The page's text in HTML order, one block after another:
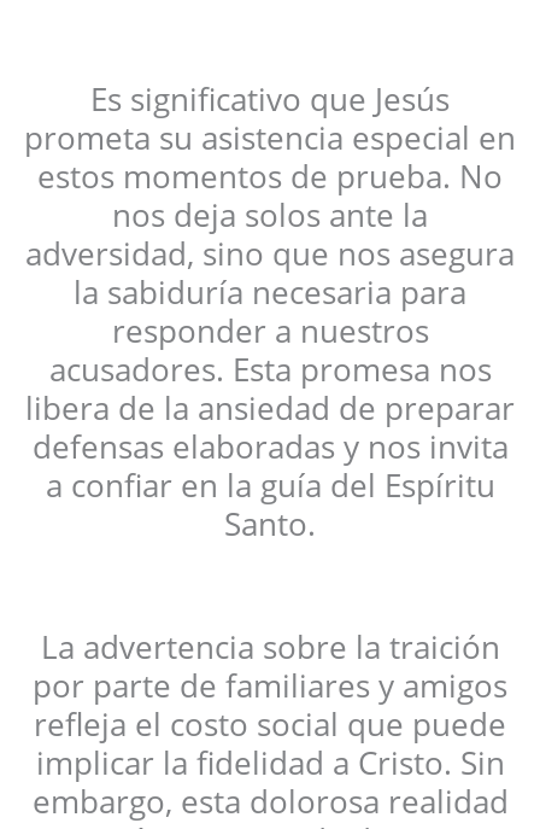
Es significativo que Jesús
prometa su asistencia especial en
estos momentos de prueba. No
nos deja solos ante la
adversidad, sino que nos asegura
la sabiduría necesaria para
responder a nuestros
acusadores. Esta promesa nos
libera de la ansiedad de preparar
defensas elaboradas y nos invita
a confiar en la guía del Espíritu
Santo.
La advertencia sobre la traición
por parte de familiares y amigos
refleja el costo social que puede
implicar la fidelidad a Cristo. Sin
embargo, esta dolorosa realidad